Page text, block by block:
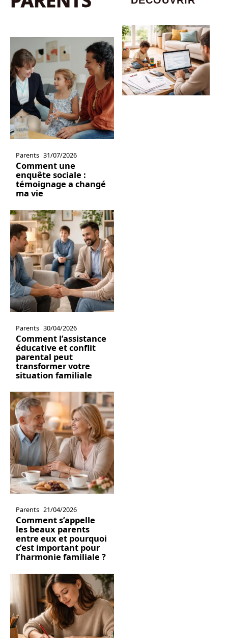
Parents 31/07/2026
Comment une
enquête sociale :
témoignage a changé
ma vie
Parents 30/04/2026
Comment l’assistance
éducative et conflit
parental peut
transformer votre
situation familiale
Parents 21/04/2026
Comment s’appelle
les beaux parents
entre eux et pourquoi
c’est important pour
l’harmonie familiale ?